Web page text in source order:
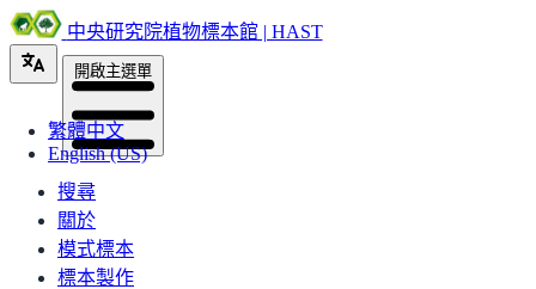
中央研究院植物標本館 | HAST
繁體中文
English (US)
開啟主選單
搜尋
關於
模式標本
標本製作